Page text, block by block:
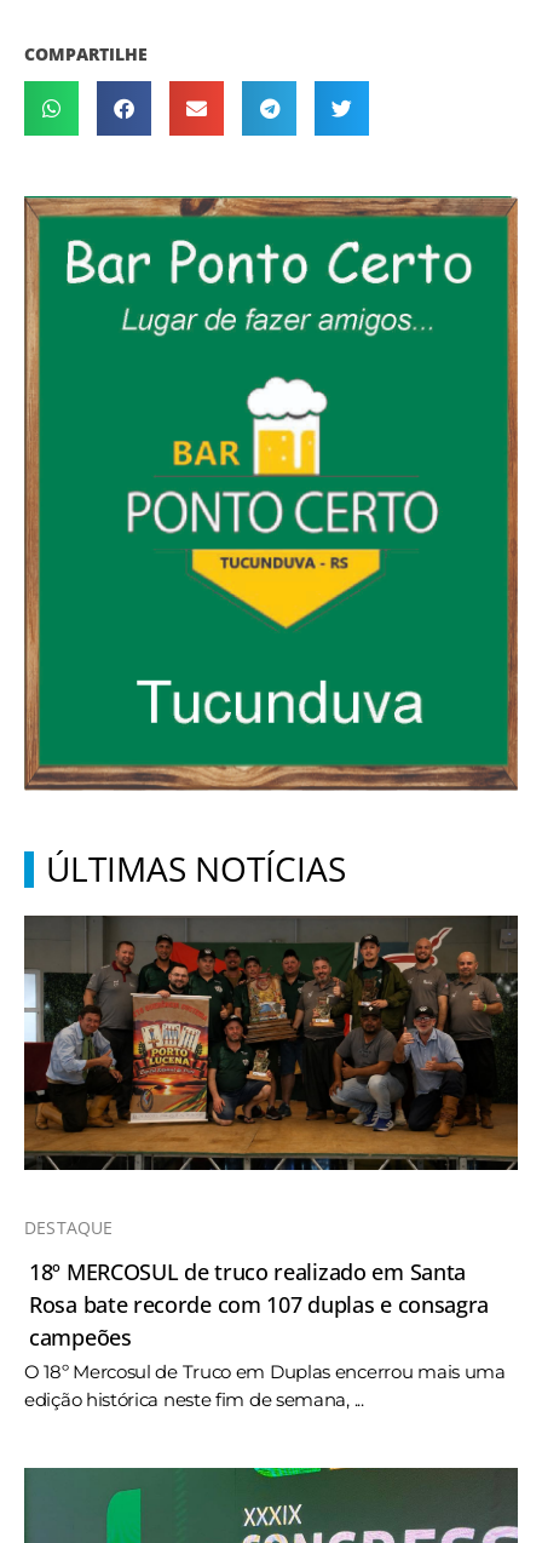
COMPARTILHE
ÚLTIMAS NOTÍCIAS
DESTAQUE
18º MERCOSUL de truco realizado em Santa
Rosa bate recorde com 107 duplas e consagra
campeões
O 18º Mercosul de Truco em Duplas encerrou mais uma
edição histórica neste fim de semana, ...